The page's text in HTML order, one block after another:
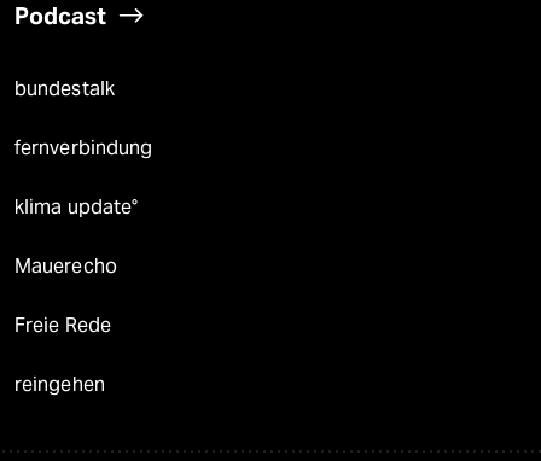
Podcast
bundestalk
fernverbindung
klima update°
Mauerecho
Freie Rede
reingehen